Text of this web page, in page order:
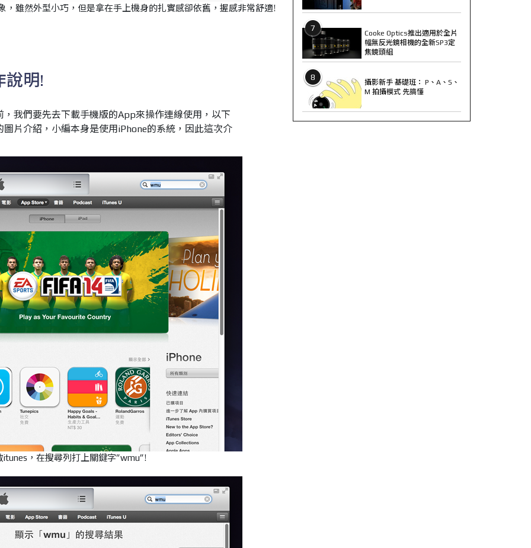
雖然外型小巧，但是拿在手上機身的扎實感卻依舊，握感非常舒適!
說明!
我們要先去下載手機版的App來操作連線使用，以下
片介紹，小編本身是使用iPhone的系統，因此這次介
，在搜尋列打上關鍵字”wmu”!
7
Cooke Optics推出適用於全片
幅無反光鏡相機的全新SP3定
焦鏡頭組
8
攝影新手 基礎班： P、A、S、
M 拍攝模式 先搞懂